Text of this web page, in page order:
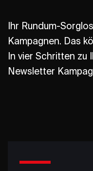
Ihr Rundum-
Kampagnen. Das
In vier Schritten zu
Newsletter